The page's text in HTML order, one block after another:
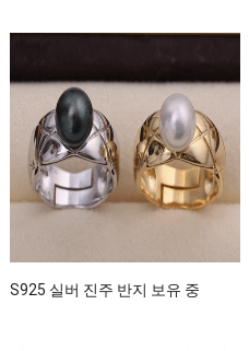
S925 실버 진주 반지 보유 중